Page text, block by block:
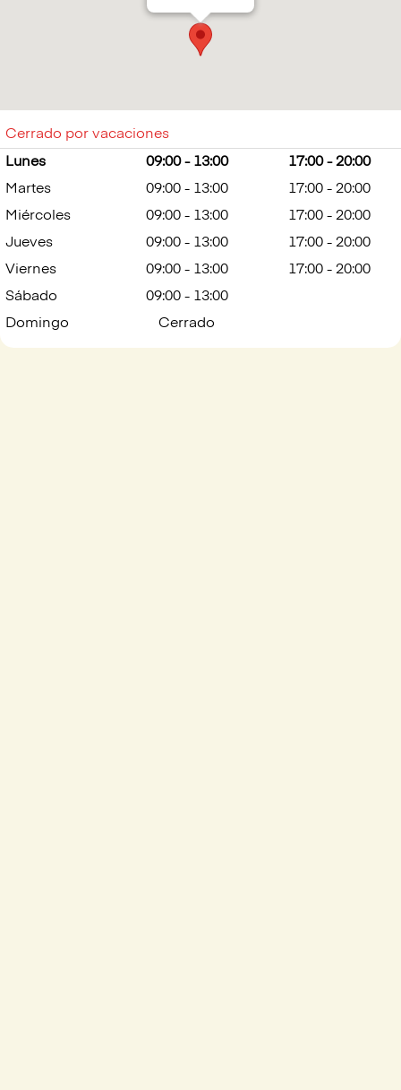
612246779
Abrir en Google
Cerrado por vacaciones
Lunes
09:00 - 13:00
17:00 - 20:00
Martes
09:00 - 13:00
17:00 - 20:00
Miércoles
09:00 - 13:00
17:00 - 20:00
Jueves
09:00 - 13:00
17:00 - 20:00
Viernes
09:00 - 13:00
17:00 - 20:00
Sábado
09:00 - 13:00
Domingo
Cerrado